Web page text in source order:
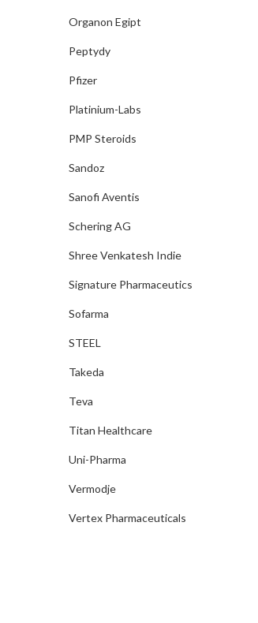
Organon Egipt
Peptydy
Pfizer
Platinium-Labs
PMP Steroids
Sandoz
Sanofi Aventis
Schering AG
Shree Venkatesh Indie
Signature Pharmaceutics
Sofarma
STEEL
Takeda
Teva
Titan Healthcare
Uni-Pharma
Vermodje
Vertex Pharmaceuticals